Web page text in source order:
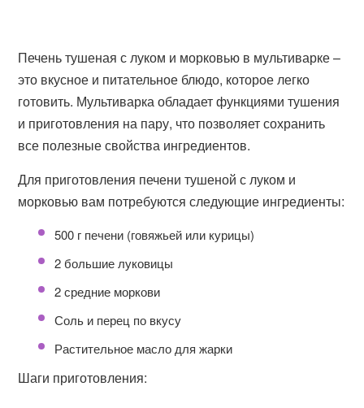
Печень тушеная с луком и морковью в мультиварке –
это вкусное и питательное блюдо, которое легко
готовить. Мультиварка обладает функциями тушения
и приготовления на пару, что позволяет сохранить
все полезные свойства ингредиентов.
Для приготовления печени тушеной с луком и
морковью вам потребуются следующие ингредиенты:
500 г печени (говяжьей или курицы)
2 большие луковицы
2 средние моркови
Соль и перец по вкусу
Растительное масло для жарки
Шаги приготовления: